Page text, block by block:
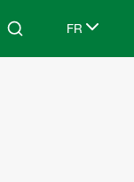
Search FR
Select